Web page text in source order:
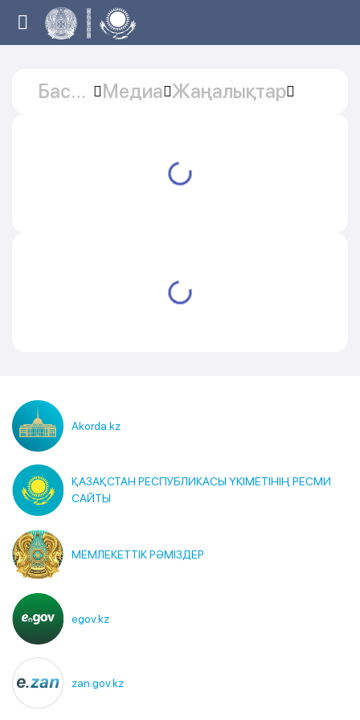
Басты
Медиа Жаңалықтар
Akorda.kz
ҚАЗАҚСТАН РЕСПУБЛИКАСЫ ҮКІМЕТІНІҢ РЕСМИ
САЙТЫ
МЕМЛЕКЕТТІК РӘМІЗДЕР
egov.kz
zan.gov.kz